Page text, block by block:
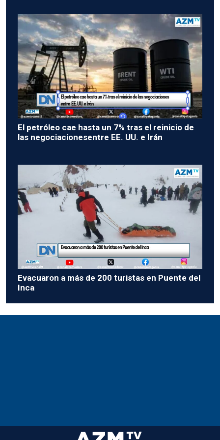
El petróleo cae hasta un 7% tras el reinicio de
las negociacionesentre EE. UU. e Irán
Evacuaron a más de 200 turistas en Puente del
Inca